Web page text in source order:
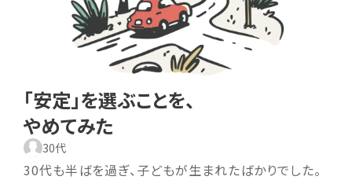
「安定」を選ぶことを、
やめてみた
30代
30代も半ばを過ぎ、子どもが生まれたばかりでした。